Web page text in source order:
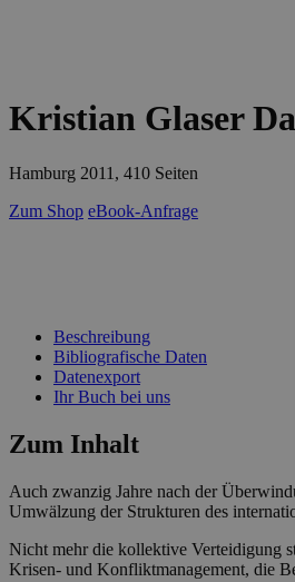
Kristian Glaser
Hamburg 2011, 410 Seiten
Zum Shop eBook-Anfrage
Beschreibung
Bibliografische Daten
Datenexport
Ihr Buch bei uns
Zum Inhalt
Auch zwanzig Jahre nach der
Umwälzung der Strukturen des
Nicht mehr die kollektive Verteidigung
Krisen- und Konfliktmanagement, die